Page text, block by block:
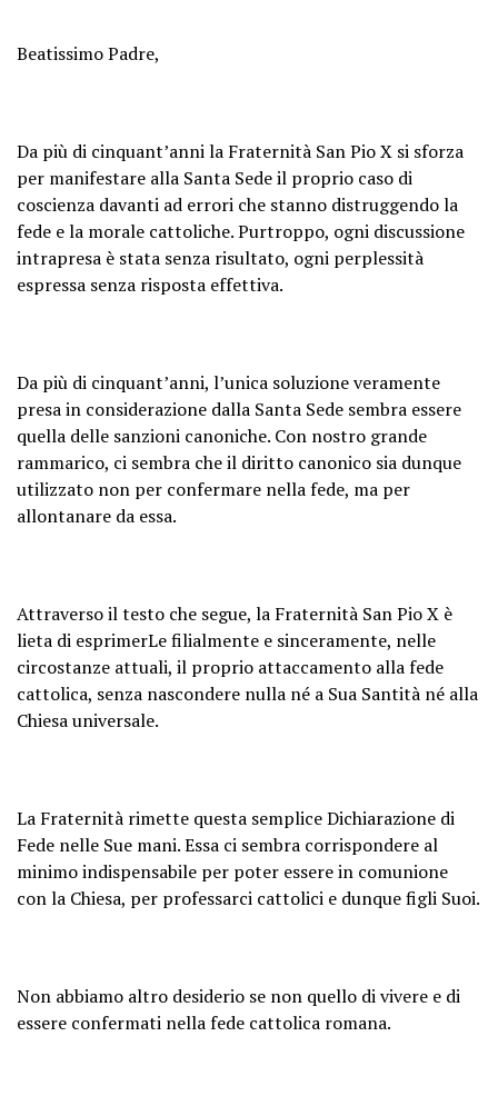
Beatissimo Padre,
Da più di cinquant’anni la Fraternità San Pio X si sforza
per manifestare alla Santa Sede il proprio caso di
coscienza davanti ad errori che stanno distruggendo la
fede e la morale cattoliche. Purtroppo, ogni discussione
intrapresa è stata senza risultato, ogni perplessità
espressa senza risposta effettiva.
Da più di cinquant’anni, l’unica soluzione veramente
presa in considerazione dalla Santa Sede sembra essere
quella delle sanzioni canoniche. Con nostro grande
rammarico, ci sembra che il diritto canonico sia dunque
utilizzato non per confermare nella fede, ma per
allontanare da essa.
Attraverso il testo che segue, la Fraternità San Pio X è
lieta di esprimerLe filialmente e sinceramente, nelle
circostanze attuali, il proprio attaccamento alla fede
cattolica, senza nascondere nulla né a Sua Santità né alla
Chiesa universale.
La Fraternità rimette questa semplice Dichiarazione di
Fede nelle Sue mani. Essa ci sembra corrispondere al
minimo indispensabile per poter essere in comunione
con la Chiesa, per professarci cattolici e dunque figli Suoi.
Non abbiamo altro desiderio se non quello di vivere e di
essere confermati nella fede cattolica romana.